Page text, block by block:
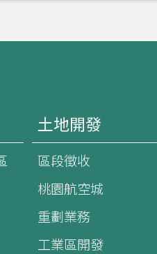
土地開發
區段徵收
桃園航空城
重劃業務
工業區開發